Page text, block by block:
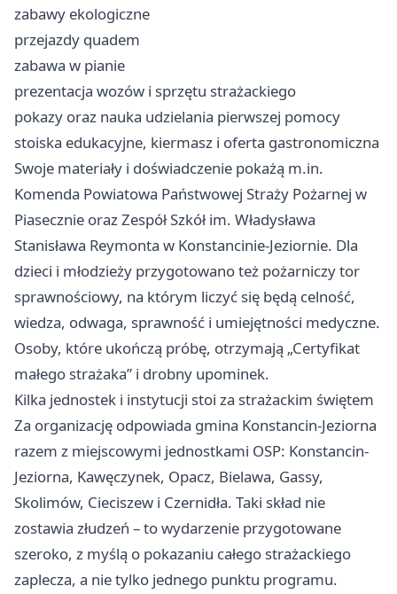
zabawy ekologiczne
przejazdy quadem
zabawa w pianie
prezentacja wozów i sprzętu strażackiego
pokazy oraz nauka udzielania pierwszej pomocy
stoiska edukacyjne, kiermasz i oferta gastronomiczna
Swoje materiały i doświadczenie pokażą m.in.
Komenda Powiatowa Państwowej Straży Pożarnej w
Piasecznie oraz Zespół Szkół im. Władysława
Stanisława Reymonta w Konstancinie-Jeziornie. Dla
dzieci i młodzieży przygotowano też pożarniczy tor
sprawnościowy, na którym liczyć się będą celność,
wiedza, odwaga, sprawność i umiejętności medyczne.
Osoby, które ukończą próbę, otrzymają „Certyfikat
małego strażaka” i drobny upominek.
Kilka jednostek i instytucji stoi za strażackim świętem
Za organizację odpowiada gmina Konstancin-Jeziorna
razem z miejscowymi jednostkami OSP: Konstancin-
Jeziorna, Kawęczynek, Opacz, Bielawa, Gassy,
Skolimów, Cieciszew i Czernidła. Taki skład nie
zostawia złudzeń – to wydarzenie przygotowane
szeroko, z myślą o pokazaniu całego strażackiego
zaplecza, a nie tylko jednego punktu programu.